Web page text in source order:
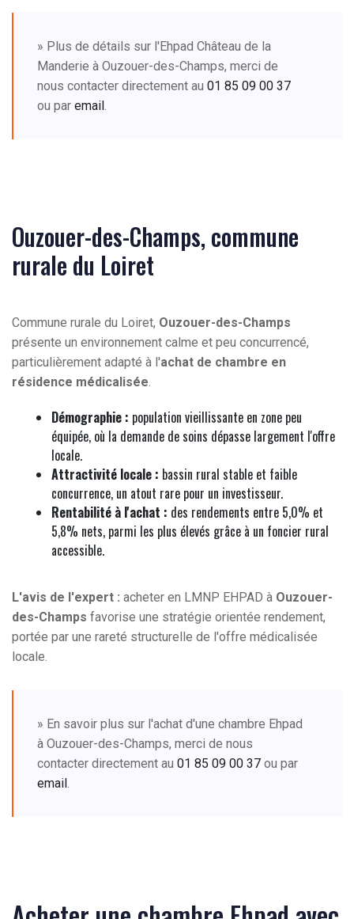
» Plus de détails sur l'Ehpad Château de la
Manderie à Ouzouer-des-Champs, merci de
nous contacter directement au 01 85 09 00 37
ou par email.
Ouzouer-des-Champs, commune
rurale du Loiret
Commune rurale du Loiret, Ouzouer-des-Champs
présente un environnement calme et peu concurrencé,
particulièrement adapté à l'achat de chambre en
résidence médicalisée.
Démographie : population vieillissante en zone peu
équipée, où la demande de soins dépasse largement l'offre
locale.
Attractivité locale : bassin rural stable et faible
concurrence, un atout rare pour un investisseur.
Rentabilité à l'achat : des rendements entre 5,0% et
5,8% nets, parmi les plus élevés grâce à un foncier rural
accessible.
L'avis de l'expert : acheter en LMNP EHPAD à Ouzouer-
des-Champs favorise une stratégie orientée rendement,
portée par une rareté structurelle de l'offre médicalisée
locale.
» En savoir plus sur l'achat d'une chambre Ehpad
à Ouzouer-des-Champs, merci de nous
contacter directement au 01 85 09 00 37 ou par
email.